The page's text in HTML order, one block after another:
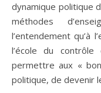
dynamique politique
méthodes
l’entendement qu’à
l’école du
permettre aux «
politique, de devenir